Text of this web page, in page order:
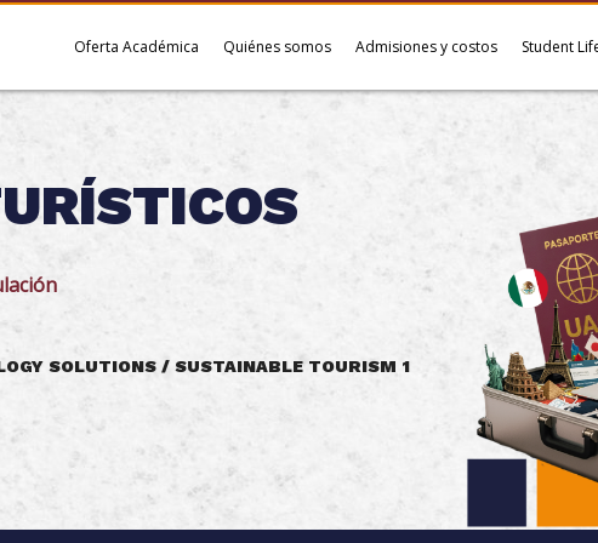
Oferta Académica Quiénes somos Admisiones y costos Student
SOLUTIONS / SUSTAINABLE TOURISM 1